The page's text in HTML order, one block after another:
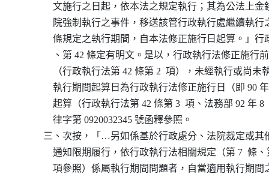
文施行之日起，依本法之規定執行；其為公法上
院強制執行之事件，移送該管行政執行處繼續執
條規定之執行期間，自本法修正施行日起算。」行
、第 42 條定有明文。是以，行政執行法修正施
（行政執行法第 42 條第 2  項），未經執行或尚
執行期間起算日為行政執行法修正施行日（即 90 年
起算（行政執行法第 42 條第 3  項、法務部 92 年 8
              律字第 0920032345 號函釋參照。
三、次按，「…另如係基於行政處分、法院裁定或
通知限期履行，依行政執行法相關規定（第 7  條
項參照）係屬執行期間問題者，自當適用執行期